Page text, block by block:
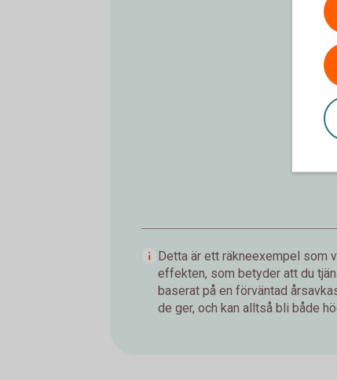
Detta är ett räkneexempel som
effekten, som betyder att du
baserat på en förväntad
de ger, och kan alltså bli både